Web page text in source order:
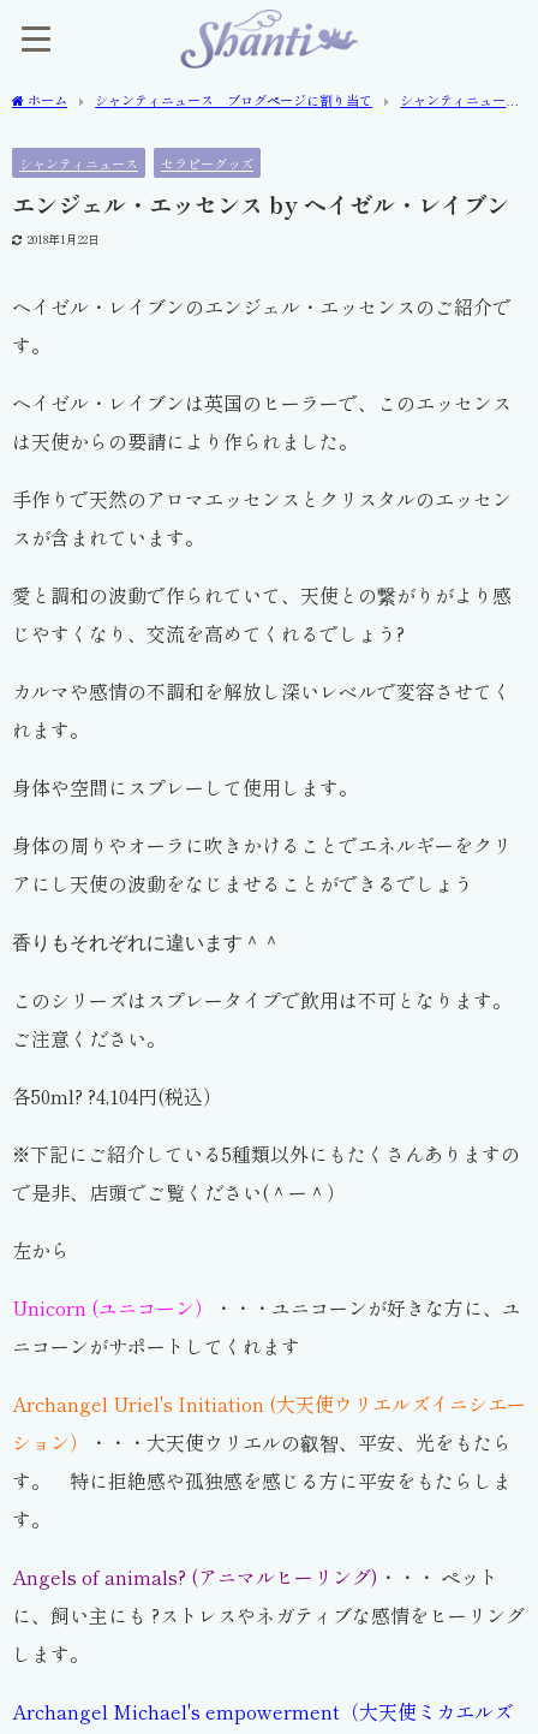
ホーム シャンティニュース ブログページに割り当て
シャンティニュー
シャンティニュース セラピーグッズ
エンジェル・エッセンス by ヘイゼル・レイブン
2018年1月22日
ヘイゼル・レイブンのエンジェル・エッセンスのご紹介で
す。
ヘイゼル・レイブンは英国のヒーラーで、このエッセンス
は天使からの要請により作られました。
手作りで天然のアロマエッセンスとクリスタルのエッセン
スが含まれています。
愛と調和の波動で作られていて、天使との繋がりがより感
じやすくなり、交流を高めてくれるでしょう?
カルマや感情の不調和を解放し深いレベルで変容させてく
れます。
身体や空間にスプレーして使用します。
身体の周りやオーラに吹きかけることでエネルギーをクリ
アにし天使の波動をなじませることができるでしょう
香りもそれぞれに違います＾＾
このシリーズはスプレータイプで飲用は不可となります。
ご注意ください。
各50ml? ?4,104円(税込）
※下記にご紹介している5種類以外にもたくさんありますの
で是非、店頭でご覧ください(＾ー＾）
左から
Unicorn (ユニコーン）
・・・ユニコーンが好きな方に、ユ
ニコーンがサポートしてくれます
Archangel Uriel's Initiation (大天使ウリエルズイニシエー
ション）
・・・大天使ウリエルの叡智、平安、光をもたら
す。 特に拒絶感や孤独感を感じる方に平安をもたらしま
す。
Angels of animals? (アニマルヒーリング) ・・・ ペット
に、飼い主にも ?ストレスやネガティブな感情をヒーリング
します。
Archangel Michael's empowerment（大天使ミカエルズ